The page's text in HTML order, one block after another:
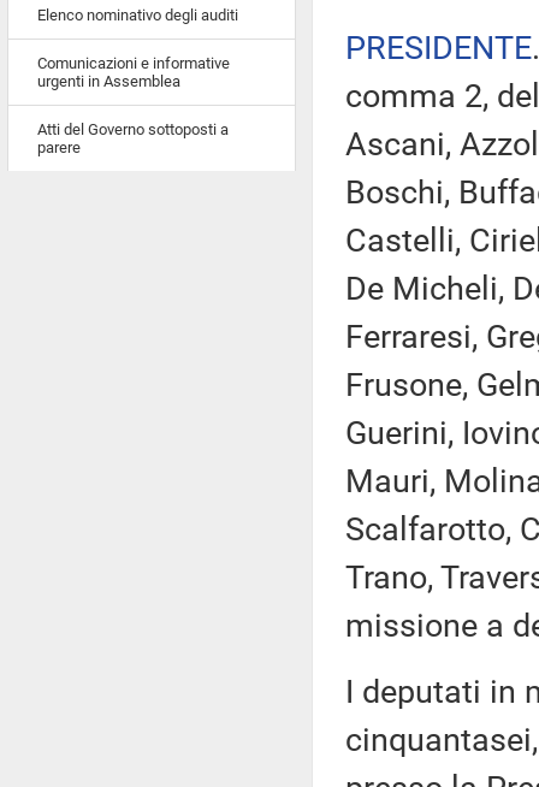
Elenco nominativo degli auditi
Comunicazioni e informative
urgenti in Assemblea
Atti del Governo sottoposti a
parere
PRESIDENTE
comma 2,
Ascani,
Boschi,
Castelli,
De Micheli,
Ferraresi,
Frusone,
Guerini,
Mauri,
Scalfarotto,
Trano,
missione a
I deputati in